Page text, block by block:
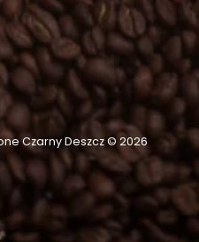
Czarny Deszcz © 2026